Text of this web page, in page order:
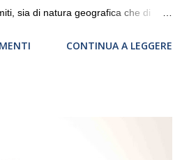
sia di natura geografica che di
a Heiden, in Germania, e toccherà, in
CONTINUA A LEGGERE